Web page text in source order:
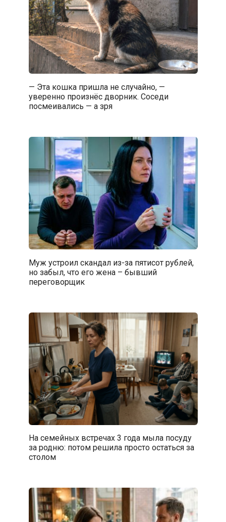
— Эта кошка пришла не случайно, —
уверенно произнёс дворник. Соседи
посмеивались — а зря
Муж устроил скандал из-за пятисот рублей,
но забыл, что его жена – бывший
переговорщик
На семейных встречах 3 года мыла посуду
за родню: потом решила просто остаться за
столом